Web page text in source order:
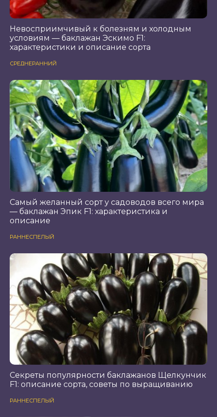
Невосприимчивый к болезням и холодным
условиям — баклажан Эскимо F1:
характеристики и описание сорта
СРЕДНЕРАННИЙ
Самый желанный сорт у садоводов всего мира
— баклажан Эпик F1: характеристика и
описание
РАННЕСПЕЛЫЙ
Секреты популярности баклажанов Щелкунчик
F1: описание сорта, советы по выращиванию
РАННЕСПЕЛЫЙ